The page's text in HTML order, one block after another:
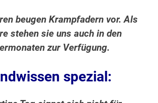
beugen Krampfadern vor. Als
stehen sie uns auch in den
zur Verfügung.
spezial: